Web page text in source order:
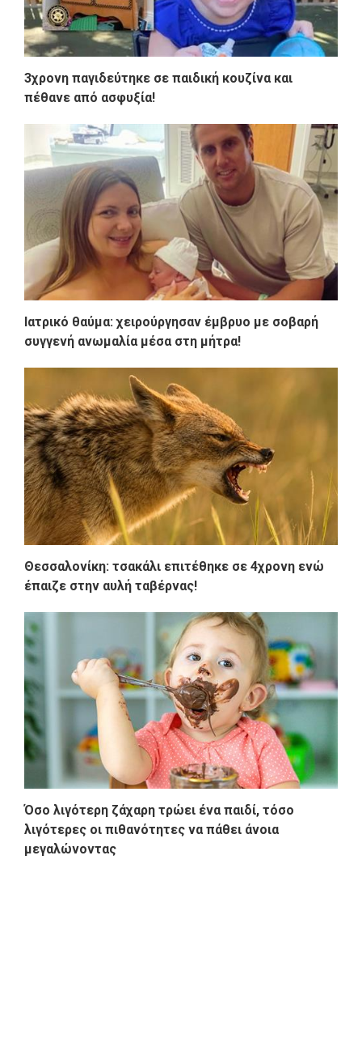
3χρονη παγιδεύτηκε σε παιδική κουζίνα και
πέθανε από ασφυξία!
Ιατρικό θαύμα: χειρούργησαν έμβρυο με σοβαρή
συγγενή ανωμαλία μέσα στη μήτρα!
Θεσσαλονίκη: τσακάλι επιτέθηκε σε 4χρονη ενώ
έπαιζε στην αυλή ταβέρνας!
Όσο λιγότερη ζάχαρη τρώει ένα παιδί, τόσο
λιγότερες οι πιθανότητες να πάθει άνοια
μεγαλώνοντας